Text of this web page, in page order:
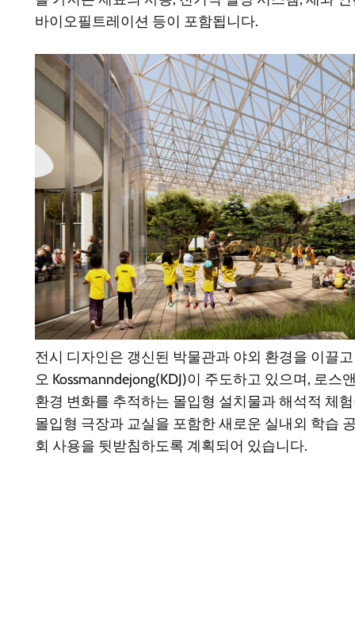
바이오필트레이션 등이 포함됩니다.
전시 디자인은 갱신된 박물관과 야외 환경을 이끌
오 Kossmanndejong(KDJ)이 주도하고 있으며, 로스
환경 변화를 추적하는 몰입형 설치물과 해석적 체
몰입형 극장과 교실을 포함한 새로운 실내외 학습
회 사용을 뒷받침하도록 계획되어 있습니다.